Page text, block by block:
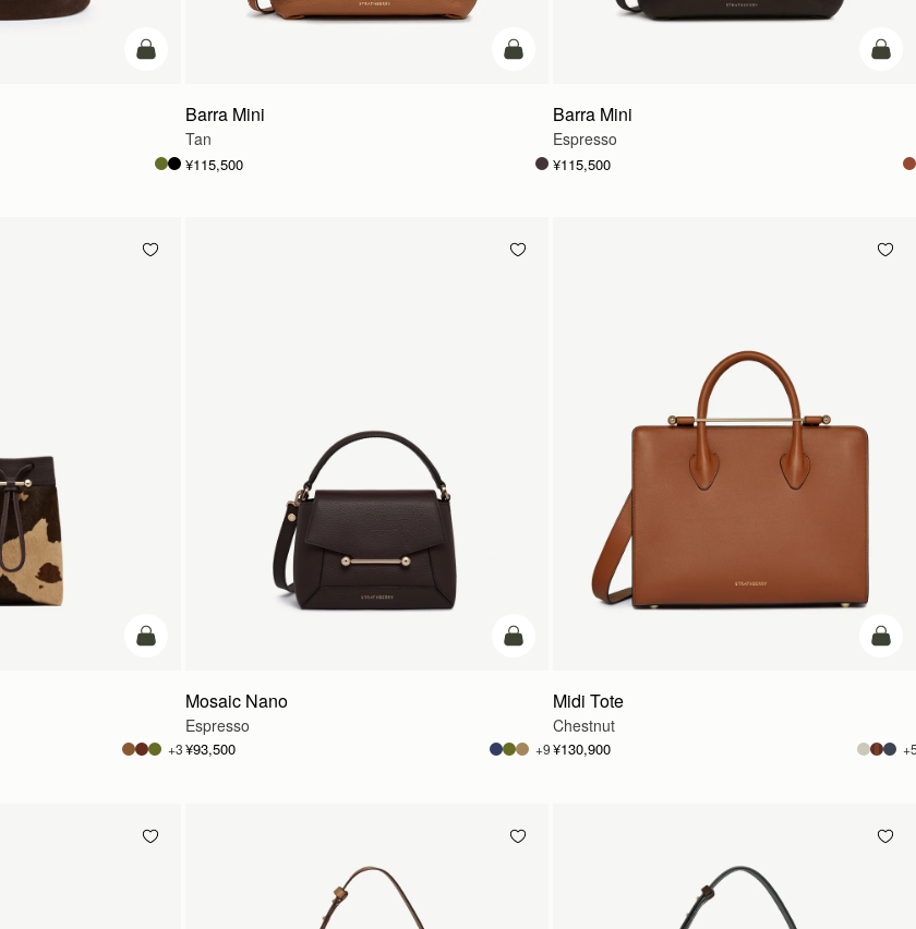
カートに追加 カートに追加
Barra Mini
Tan
¥115,500
カー
Barra Mini
Espresso
¥115,500
カートに追加
+3
カートに追加
Mosaic Nano
Espresso
¥93,500 +9
カー
Midi Tote
Chestnut
¥130,900